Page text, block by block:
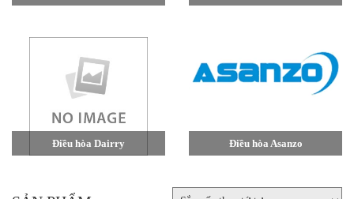
Điều hòa Dairry Điều hòa Asanzo